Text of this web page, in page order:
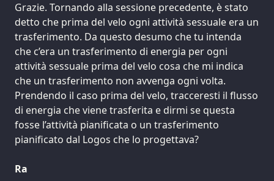
Grazie. Tornando alla sessione precedente, è stato
detto che prima del velo ogni attività sessuale era un
trasferimento. Da questo desumo che tu intenda
che c’era un trasferimento di energia per ogni
attività sessuale prima del velo cosa che mi indica
che un trasferimento non avvenga ogni volta.
Prendendo il caso prima del velo, tracceresti il flusso
di energia che viene trasferita e dirmi se questa
fosse l’attività pianificata o un trasferimento
pianificato dal Logos che lo progettava?
Ra